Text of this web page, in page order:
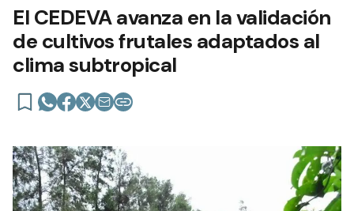
El CEDEVA avanza en la validación
de cultivos frutales adaptados al
clima subtropical